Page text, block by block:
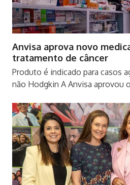
Anvisa aprova novo
tratamento de câncer
Produto é indicado para casos
não Hodgkin A Anvisa aprovou